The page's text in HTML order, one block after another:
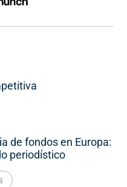
de fondos en Europa:
periodístico